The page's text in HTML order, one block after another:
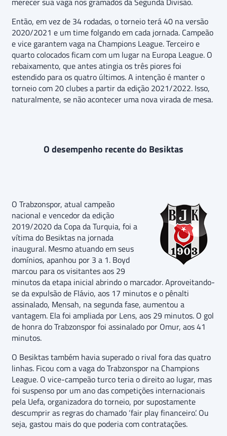
Então, em vez de 34 rodadas, o torneio terá 40 na versão
2020/2021 e um time folgando em cada jornada. Campeão
e vice garantem vaga na Champions League. Terceiro e
quarto colocados ficam com um lugar na Europa League. O
rebaixamento, que antes atingia os três piores foi
estendido para os quatro últimos. A intenção é manter o
torneio com 20 clubes a partir da edição 2021/2022. Isso,
naturalmente, se não acontecer uma nova virada de mesa.
O desempenho recente do Besiktas
O Trabzonspor, atual campeão
nacional e vencedor da edição
2019/2020 da Copa da Turquia, foi a
vítima do Besiktas na jornada
inaugural. Mesmo atuando em seus
domínios, apanhou por 3 a 1. Boyd
marcou para os visitantes aos 29
minutos da etapa inicial abrindo o marcador. Aproveitando-
se da expulsão de Flávio, aos 17 minutos e o pênalti
assinalado, Mensah, na segunda fase, aumentou a
vantagem. Ela foi ampliada por Lens, aos 29 minutos. O gol
de honra do Trabzonspor foi assinalado por Omur, aos 41
minutos.
O Besiktas também havia superado o rival fora das quatro
linhas. Ficou com a vaga do Trabzonspor na Champions
League. O vice-campeão turco teria o direito ao lugar, mas
foi suspenso por um ano das competições internacionais
pela Uefa, organizadora do torneio, por supostamente
descumprir as regras do chamado ‘fair play financeiro’. Ou
seja, gastou mais do que poderia com contratações.